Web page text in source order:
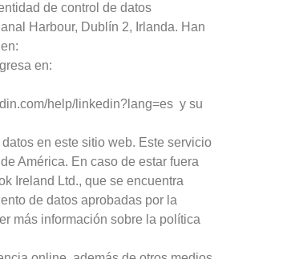
de control de datos
Harbour, Dublín 2, Irlanda. Han
en:
help/linkedin?lang=es y su
en este sitio web. Este servicio
América. En caso de estar fuera
Ireland Ltd., que se encuentra
de datos aprobadas por la
más información sobre la política